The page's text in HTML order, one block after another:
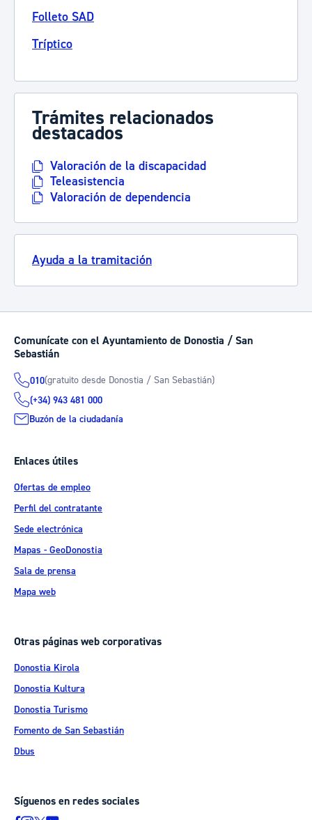
Folleto SAD
Tríptico
Trámites relacionados
destacados
Valoración de la discapacidad
Teleasistencia
Valoración de dependencia
Ayuda a la tramitación
Comunícate con el Ayuntamiento de Donostia / San
Sebastián
010(gratuito desde Donostia / San Sebastián)
(+34) 943 481 000
Buzón de la ciudadanía
Enlaces útiles
Ofertas de empleo
Perfil del contratante
Sede electrónica
Mapas - GeoDonostia
Sala de prensa
Mapa web
Otras páginas web corporativas
Donostia Kirola
Donostia Kultura
Donostia Turismo
Fomento de San Sebastián
Dbus
Síguenos en redes sociales